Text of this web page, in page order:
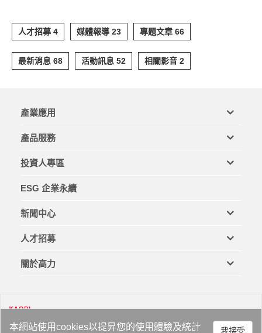
我接受
本網站使用cookies以提昇您的使用體驗及統計
人才招募 4 媒體報導 23 專題文章 66
最新消息 68 活動訊息 52 相關影音 2
產業應用
產品服務
投資人專區
ESG 企業永續
新聞中心
人才招募
關於高力